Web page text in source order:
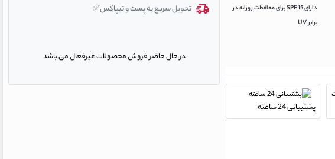
دارای SPF 15 برای محافظت روزانه در
برابر UV
پشتیبانی 24 ساعته
تحویل سریع به پست و تیپاکس✅
در حال حاضر فروش محصولات غیرفعال می باشد